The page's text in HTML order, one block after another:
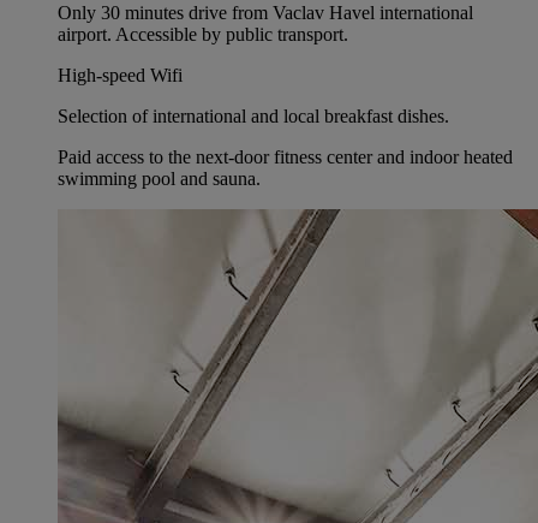
Only 30 minutes drive from Vaclav Havel international
airport. Accessible by public transport.
High-speed Wifi
Selection of international and local breakfast dishes.
Paid access to the next-door fitness center and indoor heated
swimming pool and sauna.